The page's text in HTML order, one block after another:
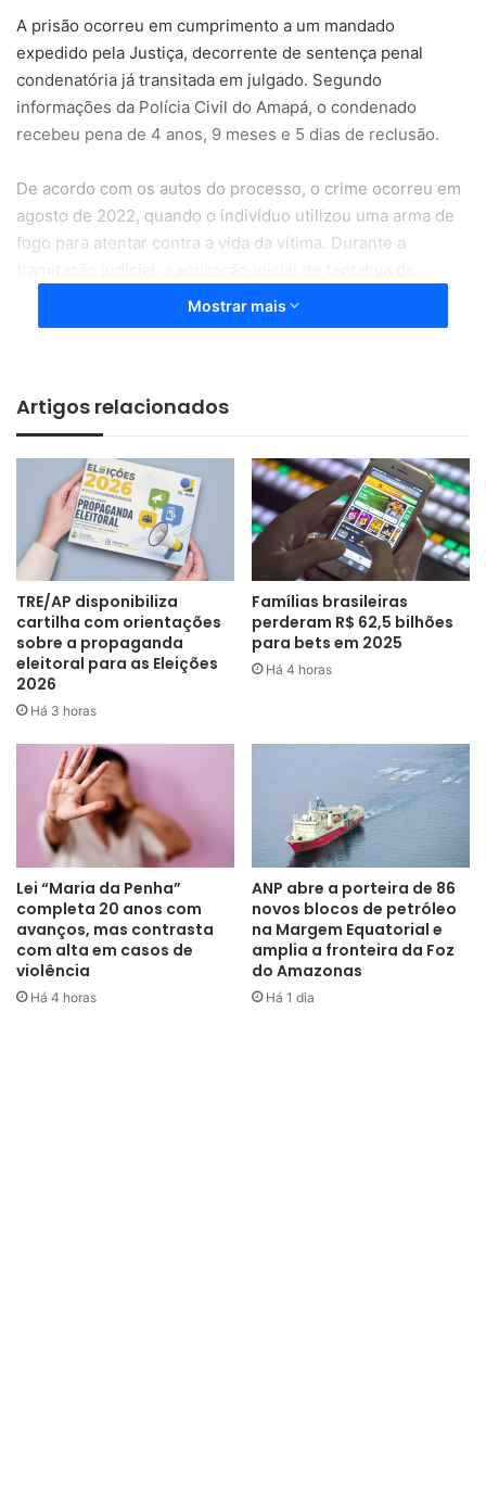
A prisão ocorreu em cumprimento a um mandado
expedido pela Justiça, decorrente de sentença penal
condenatória já transitada em julgado. Segundo
informações da Polícia Civil do Amapá, o condenado
recebeu pena de 4 anos, 9 meses e 5 dias de reclusão.
De acordo com os autos do processo, o crime ocorreu em
agosto de 2022, quando o indivíduo utilizou uma arma de
fogo para atentar contra a vida da vítima. Durante a
homicídio foi desclassificada para o crime de lesão
corporal.
realizaram os procedimentos legais e o encaminharam
para audiência de custódia. Em seguida, ele ficará à
disposição da Justiça para o cumprimento da pena.
Mostrar mais
Artigos relacionados
TRE/AP disponibiliza
cartilha com orientações
sobre a propaganda
eleitoral para as Eleições
2026
Há 3 horas
Famílias brasileiras
perderam R$ 62,5 bilhões
para bets em 2025
Há 4 horas
Lei “Maria da Penha”
completa 20 anos com
avanços, mas contrasta
com alta em casos de
violência
Há 4 horas
ANP abre a porteira de 86
novos blocos de petróleo
na Margem Equatorial e
amplia a fronteira da Foz
do Amazonas
Há 1 dia